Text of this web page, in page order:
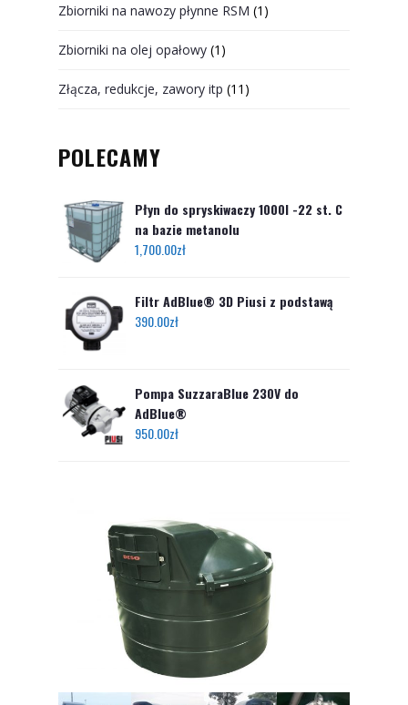
Zbiorniki na nawozy płynne RSM (1)
Zbiorniki na olej opałowy (1)
Złącza, redukcje, zawory itp (11)
POLECAMY
Płyn do spryskiwaczy 1000l -22 st. C
na bazie metanolu
1,700.00zł
Filtr AdBlue® 3D Piusi z podstawą
390.00zł
Pompa SuzzaraBlue 230V do
AdBlue®
950.00zł